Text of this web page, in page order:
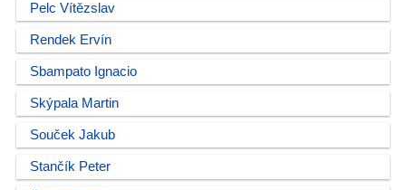
Pelc Vítězslav
Rendek Ervín
Sbampato Ignacio
Skýpala Martin
Souček Jakub
Stančík Peter